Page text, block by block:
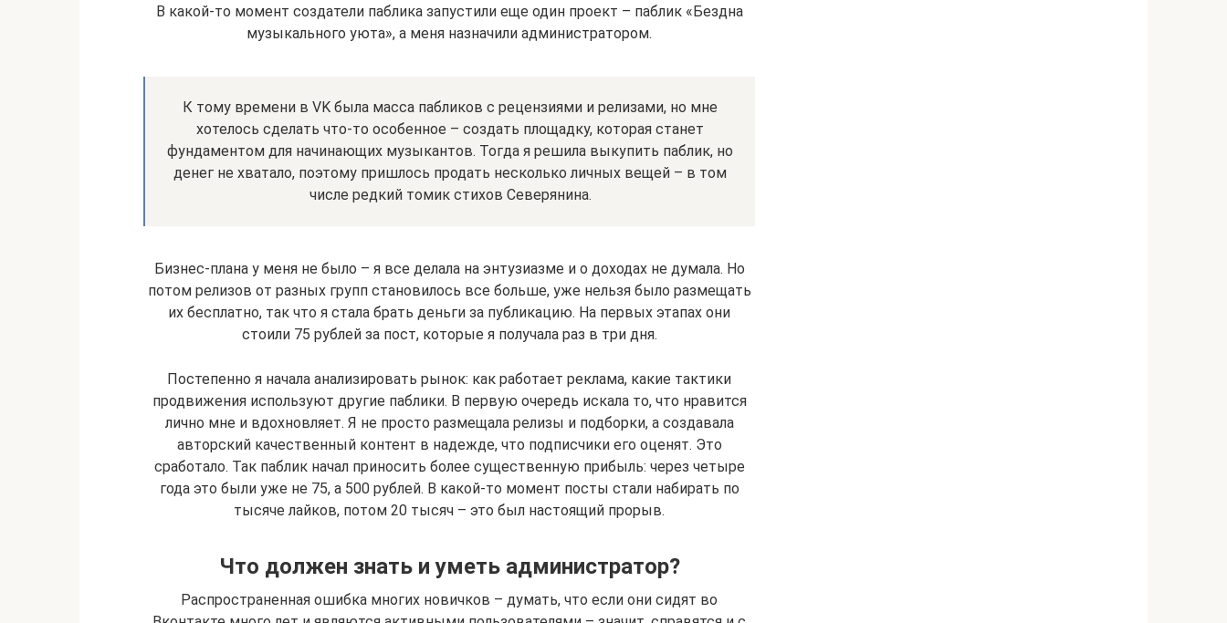
В какой-то момент создатели паблика запустили еще один проект – паблик «Бездна
музыкального уюта», а меня назначили администратором.
К тому времени в VK была масса пабликов с рецензиями и релизами, но мне
хотелось сделать что-то особенное – создать площадку, которая станет
фундаментом для начинающих музыкантов. Тогда я решила выкупить паблик, но
денег не хватало, поэтому пришлось продать несколько личных вещей – в том
числе редкий томик стихов Северянина.
Бизнес-плана у меня не было – я все делала на энтузиазме и о доходах не думала. Но
потом релизов от разных групп становилось все больше, уже нельзя было размещать
их бесплатно, так что я стала брать деньги за публикацию. На первых этапах они
стоили 75 рублей за пост, которые я получала раз в три дня.
Постепенно я начала анализировать рынок: как работает реклама, какие тактики
продвижения используют другие паблики. В первую очередь искала то, что нравится
лично мне и вдохновляет. Я не просто размещала релизы и подборки, а создавала
авторский качественный контент в надежде, что подписчики его оценят. Это
сработало. Так паблик начал приносить более существенную прибыль: через четыре
года это были уже не 75, а 500 рублей. В какой-то момент посты стали набирать по
тысяче лайков, потом 20 тысяч – это был настоящий прорыв.
Что должен знать и уметь администратор?
Распространенная ошибка многих новичков – думать, что если они сидят во